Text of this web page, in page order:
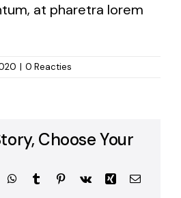
at pharetra lorem
| 0 Reacties
Choose Your
WhatsApp
Tumblr Pinterest
Vk Xing E-